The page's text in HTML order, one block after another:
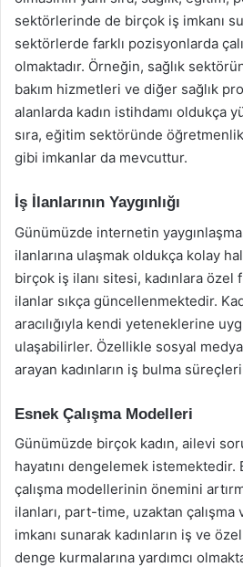
sektörlerinde de birçok iş imkanı
sektörlerde farklı pozisyonlarda
olmaktadır. Örneğin, sağlık
bakım hizmetleri ve diğer sağlık
alanlarda kadın istihdamı oldukça
sıra, eğitim sektöründe
gibi imkanlar da mevcuttur.
İş İlanlarının Yaygınlığı
Günümüzde internetin
ilanlarına ulaşmak oldukça kolay
birçok iş ilanı sitesi, kadınlara özel
ilanlar sıkça güncellenmektedir.
aracılığıyla kendi yeteneklerine
ulaşabilirler. Özellikle sosyal
arayan kadınların iş bulma
Esnek Çalışma Modelleri
Günümüzde birçok kadın, ailevi
hayatını dengelemek
çalışma modellerinin önemini
ilanları, part-time, uzaktan
imkanı sunarak kadınların iş ve
denge kurmalarına yardımcı